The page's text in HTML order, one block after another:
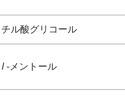
ル酸グリコール
l -メントール